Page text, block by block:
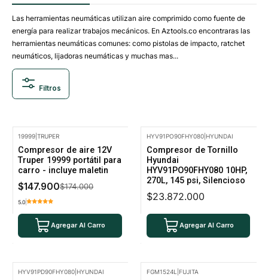
Las herramientas neumáticas utilizan aire comprimido como fuente de
energía para realizar trabajos mecánicos. En Aztools.co encontraras las
herramientas neumáticas comunes: como pistolas de impacto, ratchet
neumáticos, lijadoras neumáticas y muchas mas...
Filtros
19999 |TRUPER
Compresor de aire 12V
Truper 19999 portátil para
carro - incluye maletin
$147.900$174.000
5.0
Agregar Al Carro
HYV91PO90FHY080| HYUNDAI
Compresor de Tornillo
Hyundai
HYV91PO90FHY080 10HP,
270L, 145 psi, Silencioso
$23.872.000
Agregar Al Carro
HYV91PD90FHY080 HYUNDAI FGM1524L FUJITA